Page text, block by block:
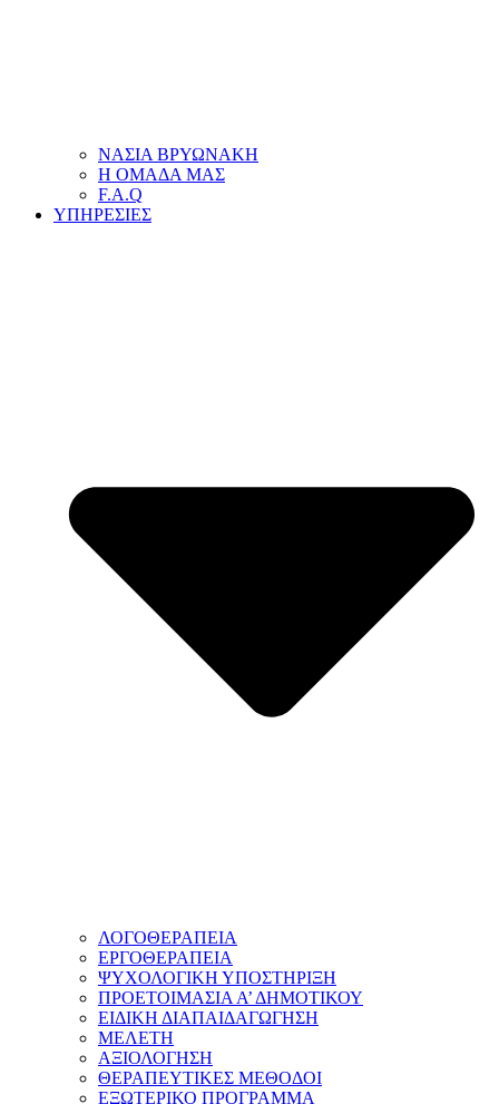
ΝΑΣΙΑ ΒΡΥΩΝΑΚΗ
Η ΟΜΑΔΑ ΜΑΣ
F.A.Q
ΥΠΗΡΕΣΙΕΣ
ΛΟΓΟΘΕΡΑΠΕΙΑ
ΕΡΓΟΘΕΡΑΠΕΙΑ
ΨΥΧΟΛΟΓΙΚΗ ΥΠΟΣΤΗΡΙΞΗ
ΠΡΟΕΤΟΙΜΑΣΙΑ Α’ ΔΗΜΟΤΙΚΟΥ
ΕΙΔΙΚΗ ΔΙΑΠΑΙΔΑΓΩΓΗΣΗ
ΜΕΛΕΤΗ
ΑΞΙΟΛΟΓΗΣΗ
ΘΕΡΑΠΕΥΤΙΚΕΣ ΜΕΘΟΔΟΙ
ΕΞΩΤΕΡΙΚΟ ΠΡΟΓΡΑΜΜΑ